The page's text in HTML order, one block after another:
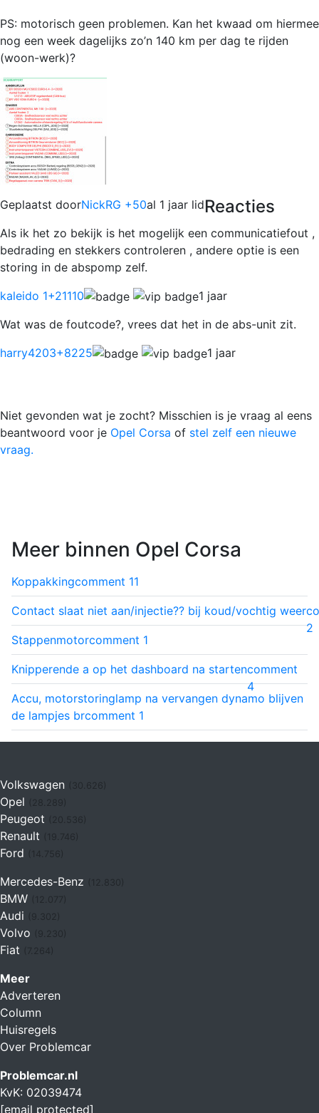
PS: motorisch geen problemen. Kan het kwaad om hiermee
nog een week dagelijks zo’n 140 km per dag te rijden
(woon-werk)?
Geplaatst doorNickRG +50al 1 jaar lidReacties
Als ik het zo bekijk is het mogelijk een communicatiefout ,
bedrading en stekkers controleren , andere optie is een
storing in de abspomp zelf.
kaleido 1+21110
1 jaar
Wat was de foutcode?, vrees dat het in de abs-unit zit.
harry4203+8225 1 jaar
Niet gevonden wat je zocht? Misschien is je vraag al eens
beantwoord voor je Opel Corsa of stel zelf een nieuwe
vraag.
Meer binnen Opel Corsa
Koppakkingcomment 11
Contact slaat niet aan/injectie?? bij koud/vochtig weer
2
Stappenmotorcomment 1
Knipperende a op het dashboard na startencomment
4
Accu, motorstoringlamp na vervangen dynamo blijven
de lampjes brcomment 1
Volkswagen (30.626)
Opel
Peugeot (20.536)
Renault (19.746)
Ford (14.756)
Mercedes-Benz
BMW
Audi
Volvo
Fiat (7.264)
Meer
Adverteren
Column
Huisregels
Over Problemcar
Problemcar.nl
KvK: 02039474
[email protected]